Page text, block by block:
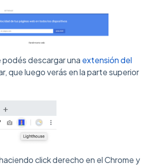
podés descargar una extensión del
que luego verás en la parte superior
click derecho en el Chrome y